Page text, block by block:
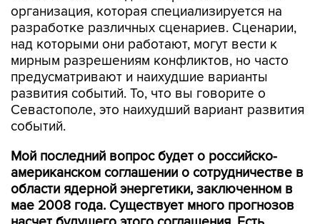
организация, которая специализируется на
разработке различных сценариев. Сценарии,
над которыми они работают, могут вести к
мирным разрешениям конфликтов, но часто
предусматривают и наихудшие варианты
развития событий. То, что вы говорите о
Севастополе, это наихудший вариант развития
событий.
Мой последний вопрос будет о российско-
американском соглашении о сотрудничестве в
области ядерной энергетики, заключенном в
мае 2008 года. Существует много прогнозов